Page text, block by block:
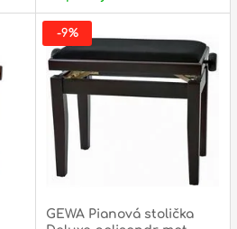
GEWA Pianová stolička
-9%